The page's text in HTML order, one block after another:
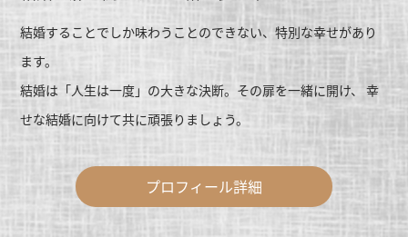
結婚することでしか味わうことのできない、特別な幸せがあり
ます。
結婚は「人生は一度」の大きな決断。その扉を一緒に開け、
幸
せな結婚に向けて共に頑張りましょう。
プロフィール詳細